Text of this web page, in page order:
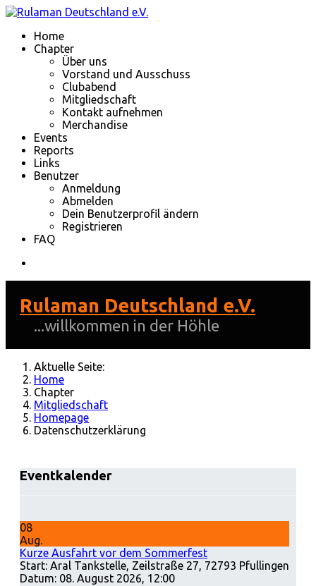
Home
Chapter
Über uns
Vorstand und Ausschuss
Clubabend
Mitgliedschaft
Kontakt aufnehmen
Merchandise
Events
Reports
Links
Benutzer
Anmeldung
Abmelden
Dein Benutzerprofil ändern
Registrieren
FAQ
Rulaman Deutschland e.V.
...willkommen in der Höhle
Aktuelle Seite:
Home
Chapter
Mitgliedschaft
Homepage
Datenschutzerklärung
Eventkalender
08
Aug.
Kurze Ausfahrt vor dem Sommerfest
Start: Aral Tankstelle, Zeilstraße 27, 72793 Pfullingen
Datum: 08. August 2026, 12:00